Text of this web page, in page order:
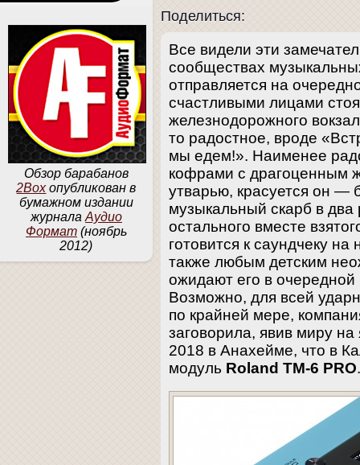
Поделиться:
Все видели эти
сообществах
отправляется на
счастливыми лицами
железнодорожного
то радостное, вроде
мы едем!». Наименее
кофрами с драгоценным
утварью, красуется он —
музыкальный скарб в два
остального вместе
готовится к саундчеку
также любым детским
ожидают его в
Возможно, для всей
по крайней мере,
заговорила, явив миру
2018 в Анахейме, что в
модуль Roland TM-6 PRO.
Обзор барабанов
2Boxопубликован в
бумажном издании
журнала Аудио
Формат (ноябрь
2012)